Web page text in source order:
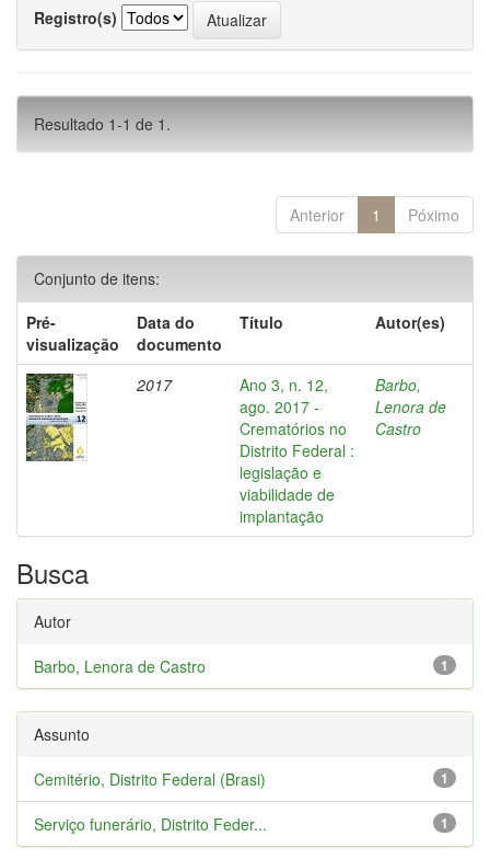
Registro(s)
Resultado 1-1 de 1.
Anterior 1 Póximo
Conjunto de itens:
Pré-
visualização
Data do
documento
Título Autor(es)
2017
Ano 3, n. 12,
ago. 2017 -
Crematórios no
Distrito Federal :
legislação e
viabilidade de
implantação
Barbo,
Lenora de
Castro
Busca
Autor
1
Barbo, Lenora de Castro
Assunto
1
Cemitério, Distrito Federal (Brasi)
1
Serviço funerário, Distrito Feder...